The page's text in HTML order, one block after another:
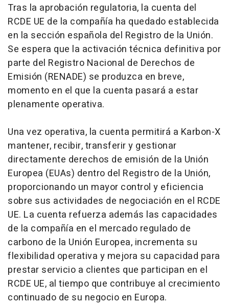
Tras la aprobación regulatoria, la cuenta del
RCDE UE de la compañía ha quedado establecida
en la sección española del Registro de la Unión.
Se espera que la activación técnica definitiva por
parte del Registro Nacional de Derechos de
Emisión (RENADE) se produzca en breve,
momento en el que la cuenta pasará a estar
plenamente operativa.
Una vez operativa, la cuenta permitirá a Karbon-X
mantener, recibir, transferir y gestionar
directamente derechos de emisión de la Unión
Europea (EUAs) dentro del Registro de la Unión,
proporcionando un mayor control y eficiencia
sobre sus actividades de negociación en el RCDE
UE. La cuenta refuerza además las capacidades
de la compañía en el mercado regulado de
carbono de la Unión Europea, incrementa su
flexibilidad operativa y mejora su capacidad para
prestar servicio a clientes que participan en el
RCDE UE, al tiempo que contribuye al crecimiento
continuado de su negocio en Europa.